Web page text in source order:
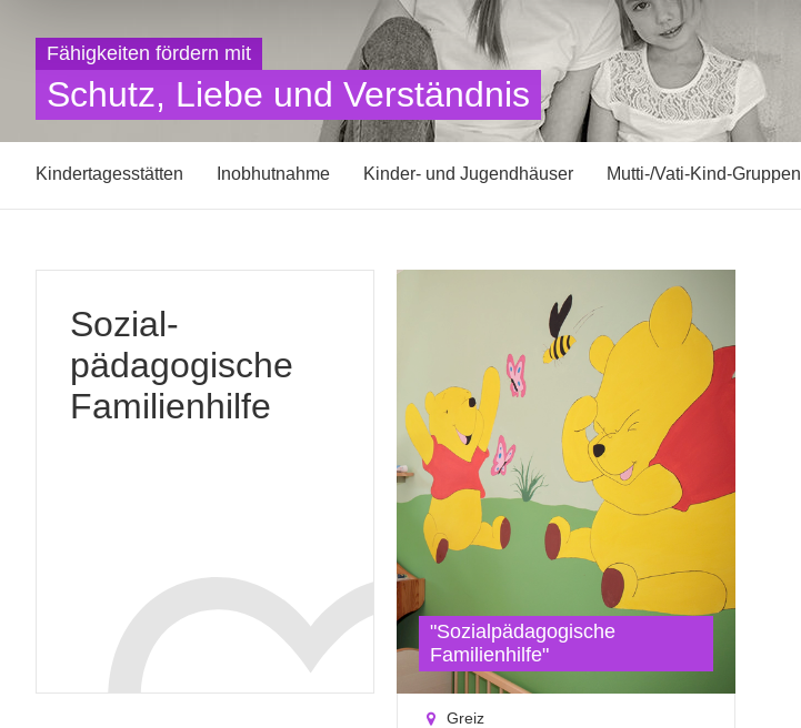
Fähigkeiten fördern mit
Schutz, Liebe und Verständnis
Kindertagesstätten Inobhutnahme Kinder- und Jugendhäuser Mutti-/Vati-Kind-Gruppen
Sozial-
pädagogische
Familienhilfe
"Sozialpädagogische
Familienhilfe"
Greiz